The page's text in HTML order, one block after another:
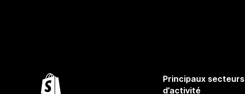
Principaux secteurs
d’activité